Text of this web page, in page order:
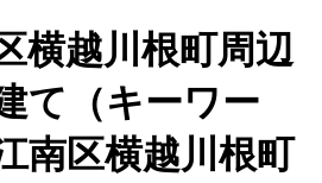
横越川根町周辺
て（キーワー
南区横越川根町